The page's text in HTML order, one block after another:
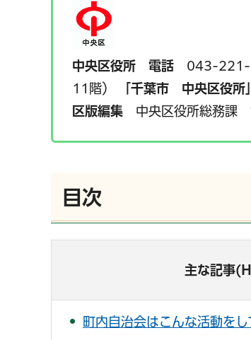
中央区役所 電話 043-221-
11階）
「千葉市 中央区役所
区版編集 中央区役所総務課
目次
主な記事
町内自治会はこんな活動をし